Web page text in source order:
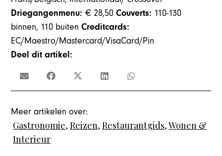
Driegangenmenu: € 28,50Couverts: 110-130
binnen, 110 buitenCreditcards:
EC/Maestro/Mastercard/VisaCard/Pin
Deel dit artikel:
Meer artikelen over:
Gastronomie,Reizen,Restaurantgids,Wonen &
Interieur